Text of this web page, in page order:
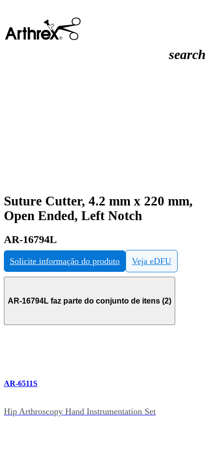
search
Suture Cutter, 4.2 mm x 220 mm,
Open Ended, Left Notch
AR-16794L
Solicite informação do produto Veja eDFU
AR-16794L faz parte do conjunto de itens (2)
AR-6511S
Hip Arthroscopy Hand Instrumentation Set